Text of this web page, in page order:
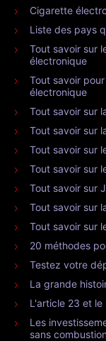
Cigarette
Liste des pays
Tout savoir sur
électronique
Tout savoir
électronique
Tout savoir sur
Tout savoir sur
Tout savoir sur
Tout savoir sur
Tout savoir sur
Tout savoir sur
Tout savoir sur
20 méthodes
Testez votre
La grande
L'article 23 et le
Les
sans combustion